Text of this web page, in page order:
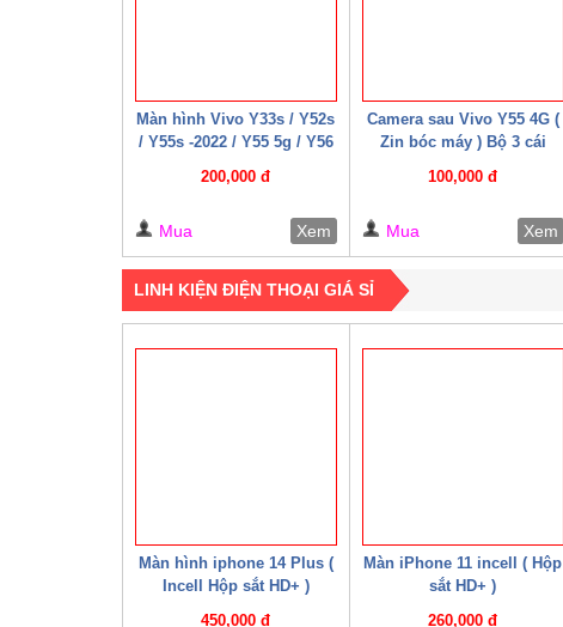
Màn hình Vivo Y33s / Y52s
/ Y55s -2022 / Y55 5g / Y56
Y75-5G / Y77e / Y72t / U5 /
5G ( 07 – 08 Cáp W HD+ )
200,000 đ
Mua Xem
Camera sau Vivo Y55 4G (
Zin bóc máy ) Bộ 3 cái
100,000 đ
Mua Xem
LINH KIỆN ĐIỆN THOẠI GIÁ SỈ
Màn hình iphone 14 Plus (
Incell Hộp sắt HD+ )
450,000 đ
Màn iPhone 11 incell ( Hộp
sắt HD+ )
260,000 đ